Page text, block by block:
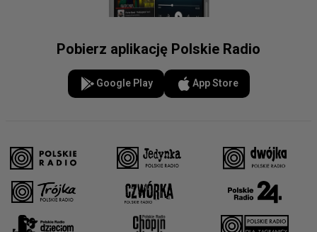
Pobierz aplikację Polskie Radio
Google Play App Store